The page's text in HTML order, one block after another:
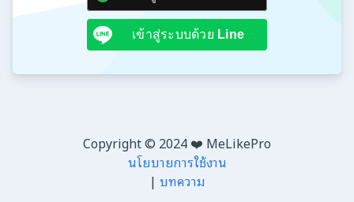
เข้าสู่ระบบด้วย Line
Copyright © 2024 ❤️ MeLikePro
นโยบายการใช้งาน
| บทความ